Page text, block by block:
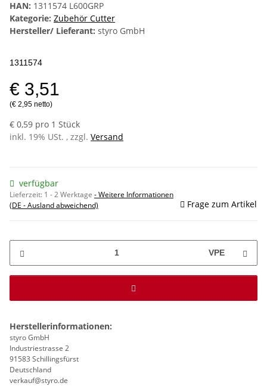
HAN: 1311574 L600GRP
Kategorie: Zubehör Cutter
Hersteller/ Lieferant: styro GmbH
1311574
€ 3,51
(€ 2,95 netto)
€ 0,59 pro 1 Stück
inkl. 19% USt. , zzgl. Versand
verfügbar
Lieferzeit: 1 - 2 Werktage - Weitere Informationen
(DE - Ausland abweichend)
Frage zum Artikel
VPE
Herstellerinformationen:
styro GmbH
Industriestrasse 2
91583 Schillingsfürst
Deutschland
verkauf@styro.de